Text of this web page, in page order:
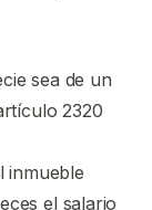
sea de un
2320
inmueble
el salario